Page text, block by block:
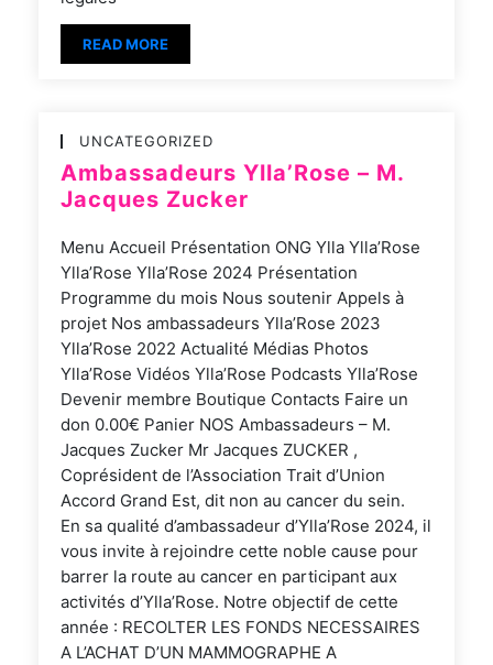
READ MORE
UNCATEGORIZED
Ambassadeurs Ylla’Rose – M.
Jacques Zucker
Menu Accueil Présentation ONG Ylla Ylla’Rose
Ylla’Rose Ylla’Rose 2024 Présentation
Programme du mois Nous soutenir Appels à
projet Nos ambassadeurs Ylla’Rose 2023
Ylla’Rose 2022 Actualité Médias Photos
Ylla’Rose Vidéos Ylla’Rose Podcasts Ylla’Rose
Devenir membre Boutique Contacts Faire un
don 0.00€ Panier NOS Ambassadeurs – M.
Jacques Zucker Mr Jacques ZUCKER ,
Coprésident de l’Association Trait d’Union
Accord Grand Est, dit non au cancer du sein.
En sa qualité d’ambassadeur d’Ylla’Rose 2024, il
vous invite à rejoindre cette noble cause pour
barrer la route au cancer en participant aux
activités d’Ylla’Rose. Notre objectif de cette
année : RECOLTER LES FONDS NECESSAIRES
A L’ACHAT D’UN MAMMOGRAPHE A